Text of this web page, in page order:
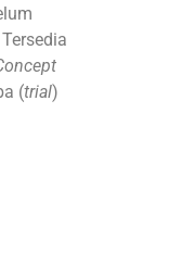
(trial)